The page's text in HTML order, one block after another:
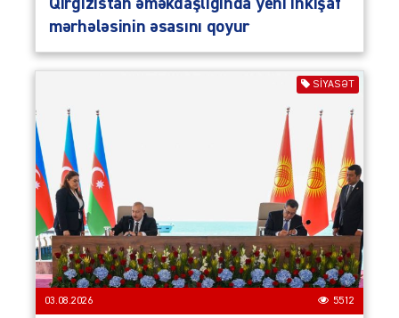
Qırğızıstan əməkdaşlığında yeni inkişaf
mərhələsinin əsasını qoyur
SIYASƏT
03.08.2026 5512